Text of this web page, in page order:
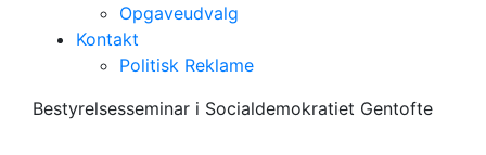
Opgaveudvalg
Kontakt
Politisk Reklame
Bestyrelsesseminar
(kun for bestyrelsesmedlemmer)
Bestyrelsesseminar i Socialdemokratiet Gentofte